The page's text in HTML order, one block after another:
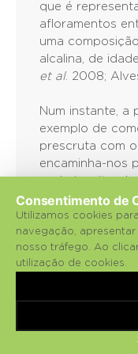
que é
afloramentos
uma
alcalina, de
et al. 2008;
Num instante, a
exemplo de
prescruta com
encaminha-nos
ocorrência de
colunas
excepcional
elevada
geomorfológica,
Teira que não
como geossítio
encontra
pedreiras nas
Consentimento de
Utilizamos cookies
navegação,
nosso tráfego. Ao
utilização de cookies.